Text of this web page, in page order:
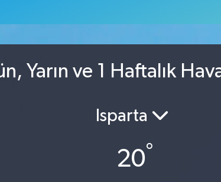
Yarın ve 1 Haftalık
Isparta
20°